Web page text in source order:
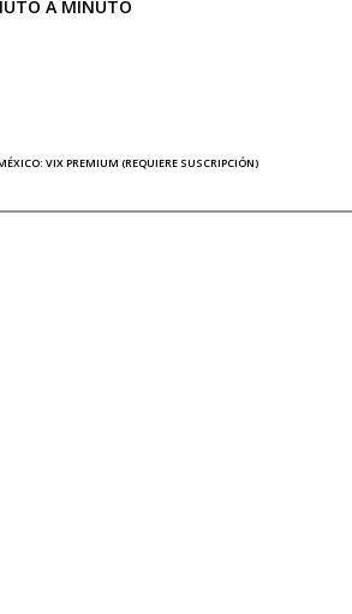
A MINUTO
VIX PREMIUM (REQUIERE SUSCRIPCIÓN)